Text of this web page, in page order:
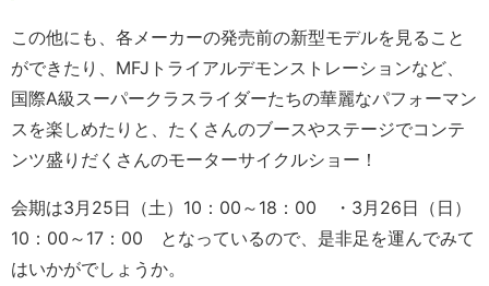
この他にも、各メーカーの発売前の新型モデルを見ること
ができたり、MFJトライアルデモンストレーションなど、
国際A級スーパークラスライダーたちの華麗なパフォーマン
スを楽しめたりと、たくさんのブースやステージでコンテ
ンツ盛りだくさんのモーターサイクルショー！
会期は3月25日（土）10：00～18：00 ・3月26日（日）
10：00～17：00 となっているので、是非足を運んでみて
はいかがでしょうか。